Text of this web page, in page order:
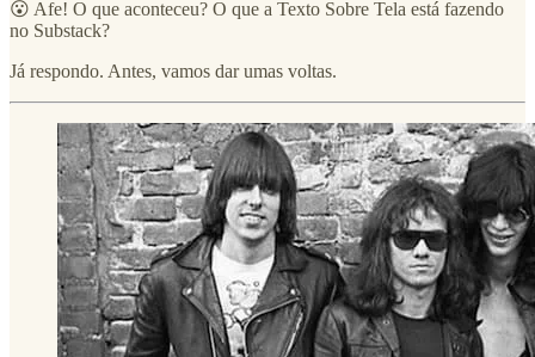
😮 Afe! O que aconteceu? O que a Texto Sobre Tela está fazendo
no Substack?
Já respondo. Antes, vamos dar umas voltas.